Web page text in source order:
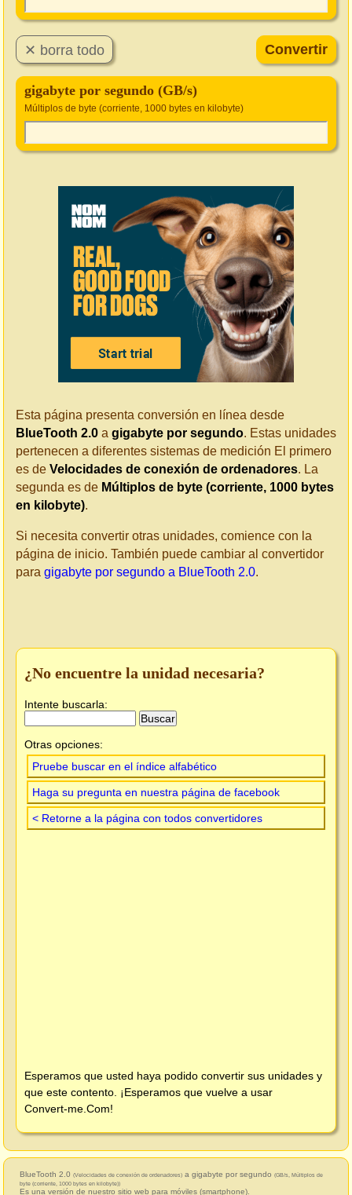
gigabyte por segundo (GB/s)
Múltiplos de byte (corriente, 1000 bytes en kilobyte)
Esta página presenta conversión en línea desde
BlueTooth 2.0 a gigabyte por segundo. Estas unidades
pertenecen a diferentes sistemas de medición El primero
es de Velocidades de conexión de ordenadores. La
segunda es de Múltiplos de byte (corriente, 1000 bytes
en kilobyte).
Si necesita convertir otras unidades, comience con la
página de inicio. También puede cambiar al convertidor
para gigabyte por segundo a BlueTooth 2.0.
¿No encuentre la unidad necesaria?
Intente buscarla:
Otras opciones:
Pruebe buscar en el índice alfabético
Haga su pregunta en nuestra página de facebook
< Retorne a la página con todos convertidores
Esperamos que usted haya podido convertir sus unidades y
que este contento. ¡Esperamos que vuelve a usar
Convert-me.Com!
BlueTooth 2.0 (Velocidades de conexión de ordenadores) a gigabyte por segundo (GB/s, Múltiplos de
byte (corriente, 1000 bytes en kilobyte))
Es una versión de nuestro sitio web para móviles (smartphone).